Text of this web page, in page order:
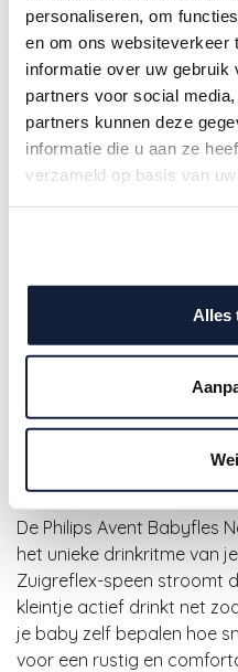
personaliseren, om
en om ons websiteverkeer
informatie over uw gebruik
partners voor social
partners kunnen deze
informatie die u aan ze
verzameld op basis van
Alles
Avent |
Response PP
De Philips Avent Babyfles
het unieke drinkritme van
Zuigreflex-speen stroomt
kleintje actief drinkt net
je baby zelf bepalen hoe
voor een rustig en